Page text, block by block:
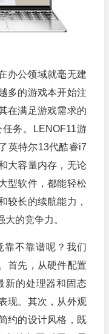
办公领域就毫无建
多的游戏本开始注
在满足游戏需求的
务。LENOF11游
英特尔13代酷睿i7
大容量内存，无论
型软件，都能轻松
较长的续航能力，
的竞争力。
靠不靠谱呢？我们
首先，从硬件配置
新的处理器和固态
现。其次，从外观
约的设计风格，既